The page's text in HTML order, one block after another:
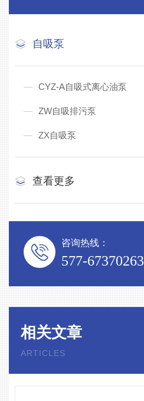
自吸泵
CYZ-A自吸式离心油泵
ZW自吸排污泵
ZX自吸泵
查看更多
咨询热线：
577-67370263
相关文章
ARTICLES